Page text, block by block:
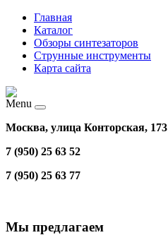
Главная
Каталог
Обзоры синтезаторов
Струнные инструменты
Карта сайта
Menu
Москва, улица Конторская, 173
7 (950) 25 63 52
7 (950) 25 63 77
Мы предлагаем